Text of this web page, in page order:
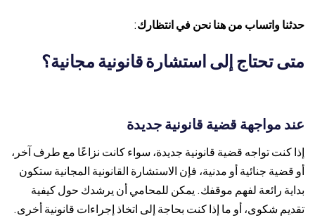
حدثنا واتساب من هنا نحن في انتظارك:
متى تحتاج إلى استشارة قانونية مجانية؟
عند مواجهة قضية قانونية جديدة
إذا كنت تواجه قضية قانونية جديدة، سواء كانت نزاعًا مع طرف آخر،
أو قضية جنائية أو مدنية، فإن الاستشارة القانونية المجانية ستكون
بداية رائعة لفهم موقفك. يمكن للمحامي أن يرشدك حول كيفية
تقديم شكوى، أو ما إذا كنت بحاجة إلى اتخاذ إجراءات قانونية أخرى.